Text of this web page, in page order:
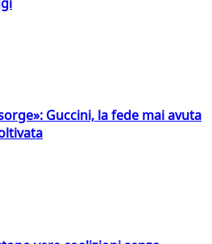
Guccini, la fede mai avuta